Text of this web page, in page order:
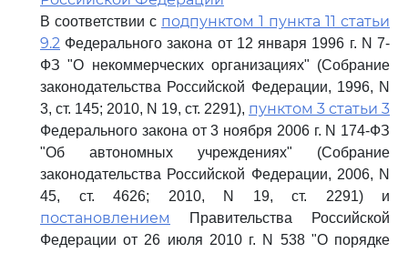
В соответствии с подпунктом 1 пункта 11 статьи
9.2 Федерального закона от 12 января 1996 г. N 7-
ФЗ "О некоммерческих организациях" (Собрание
законодательства Российской Федерации, 1996, N
3, ст. 145; 2010, N 19, ст. 2291), пунктом 3 статьи 3
Федерального закона от 3 ноября 2006 г. N 174-ФЗ
"Об автономных учреждениях" (Собрание
законодательства Российской Федерации, 2006, N
45, ст. 4626; 2010, N 19, ст. 2291) и
постановлением
Правительства Российской
Федерации от 26 июля 2010 г. N 538 "О порядке